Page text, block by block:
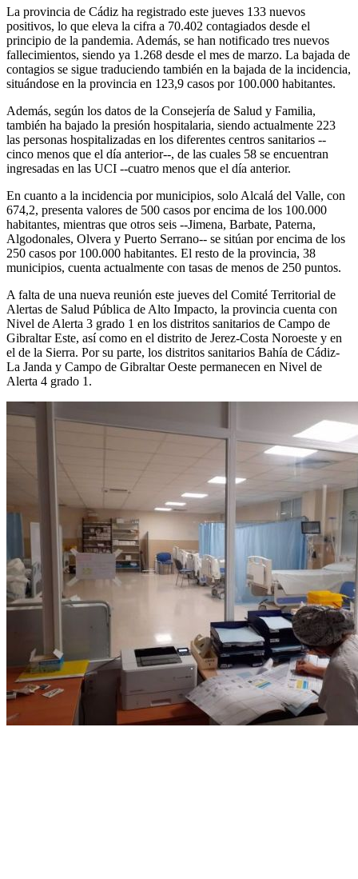
La provincia de Cádiz ha registrado este jueves 133 nuevos
positivos, lo que eleva la cifra a 70.402 contagiados desde el
principio de la pandemia. Además, se han notificado tres nuevos
fallecimientos, siendo ya 1.268 desde el mes de marzo. La bajada de
contagios se sigue traduciendo también en la bajada de la incidencia,
situándose en la provincia en 123,9 casos por 100.000 habitantes.
Además, según los datos de la Consejería de Salud y Familia,
también ha bajado la presión hospitalaria, siendo actualmente 223
las personas hospitalizadas en los diferentes centros sanitarios --
cinco menos que el día anterior--, de las cuales 58 se encuentran
ingresadas en las UCI --cuatro menos que el día anterior.
En cuanto a la incidencia por municipios, solo Alcalá del Valle, con
674,2, presenta valores de 500 casos por encima de los 100.000
habitantes, mientras que otros seis --Jimena, Barbate, Paterna,
Algodonales, Olvera y Puerto Serrano-- se sitúan por encima de los
250 casos por 100.000 habitantes. El resto de la provincia, 38
municipios, cuenta actualmente con tasas de menos de 250 puntos.
A falta de una nueva reunión este jueves del Comité Territorial de
Alertas de Salud Pública de Alto Impacto, la provincia cuenta con
Nivel de Alerta 3 grado 1 en los distritos sanitarios de Campo de
Gibraltar Este, así como en el distrito de Jerez-Costa Noroeste y en
el de la Sierra. Por su parte, los distritos sanitarios Bahía de Cádiz-
La Janda y Campo de Gibraltar Oeste permanecen en Nivel de
Alerta 4 grado 1.